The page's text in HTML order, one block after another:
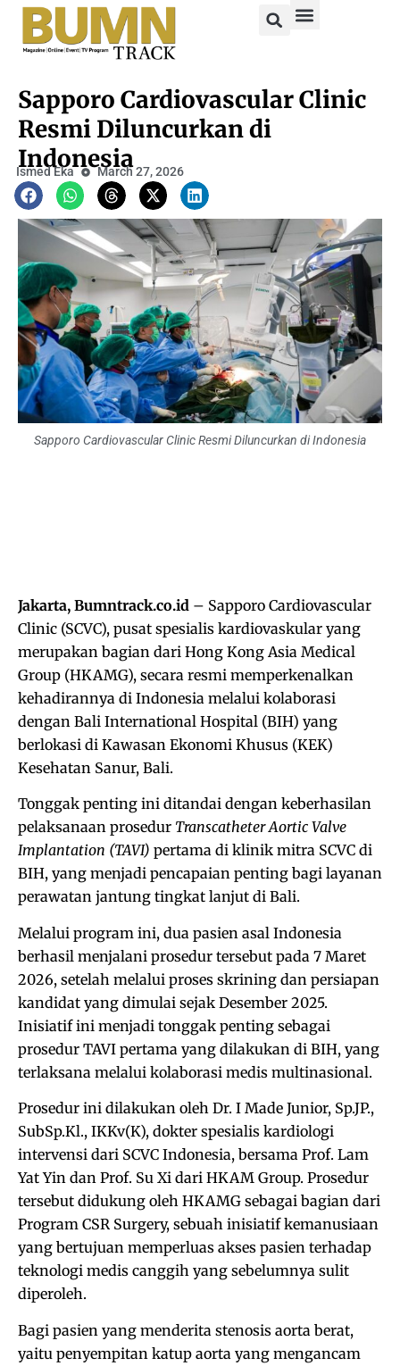
Sapporo Cardiovascular Clinic
Resmi Diluncurkan di
Indonesia
Ismed Eka March 27, 2026
Sapporo Cardiovascular Clinic Resmi Diluncurkan di Indonesia
Jakarta, Bumntrack.co.id – Sapporo Cardiovascular
Clinic (SCVC), pusat spesialis kardiovaskular yang
merupakan bagian dari Hong Kong Asia Medical
Group (HKAMG), secara resmi memperkenalkan
kehadirannya di Indonesia melalui kolaborasi
dengan Bali International Hospital (BIH) yang
berlokasi di Kawasan Ekonomi Khusus (KEK)
Kesehatan Sanur, Bali.
Tonggak penting ini ditandai dengan keberhasilan
pelaksanaan prosedur Transcatheter Aortic Valve
Implantation (TAVI) pertama di klinik mitra SCVC di
BIH, yang menjadi pencapaian penting bagi layanan
perawatan jantung tingkat lanjut di Bali.
Melalui program ini, dua pasien asal Indonesia
berhasil menjalani prosedur tersebut pada 7 Maret
2026, setelah melalui proses skrining dan persiapan
kandidat yang dimulai sejak Desember 2025.
Inisiatif ini menjadi tonggak penting sebagai
prosedur TAVI pertama yang dilakukan di BIH, yang
terlaksana melalui kolaborasi medis multinasional.
Prosedur ini dilakukan oleh Dr. I Made Junior, Sp.JP.,
SubSp.Kl., IKKv(K), dokter spesialis kardiologi
intervensi dari SCVC Indonesia, bersama Prof. Lam
Yat Yin dan Prof. Su Xi dari HKAM Group. Prosedur
tersebut didukung oleh HKAMG sebagai bagian dari
Program CSR Surgery, sebuah inisiatif kemanusiaan
yang bertujuan memperluas akses pasien terhadap
teknologi medis canggih yang sebelumnya sulit
diperoleh.
Bagi pasien yang menderita stenosis aorta berat,
yaitu penyempitan katup aorta yang mengancam